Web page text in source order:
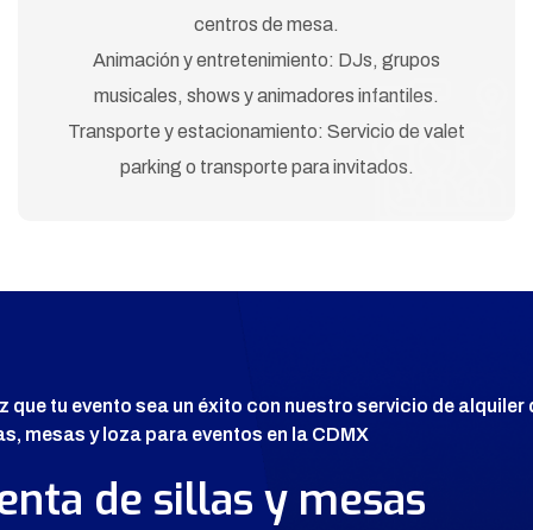
centros de mesa.
Animación y entretenimiento: DJs, grupos
musicales, shows y animadores infantiles.
Transporte y estacionamiento: Servicio de valet
parking o transporte para invitados.
que tu evento sea un éxito con nuestro servicio de alquiler
mesas y loza para eventos en la CDMX
de sillas y mesas